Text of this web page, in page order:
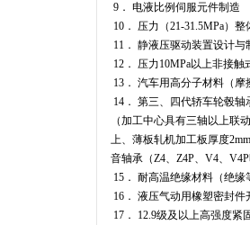
9． 电液比例伺服元件制造
10． 压力（21-31.5MPa）
11． 静液压驱动装置设计与
12． 压力10MPa以上非接
13． 汽车用高分子材料（
14． 第三、四代轿车轮毂
（加工中心具有三轴以上联
上、薄板轧机加工板厚度
音轴承（Z4、Z4P、V4、
15． 耐高温绝缘材料（绝
16． 液压气动用橡塑密封件
17． 12.9级及以上高强度紧